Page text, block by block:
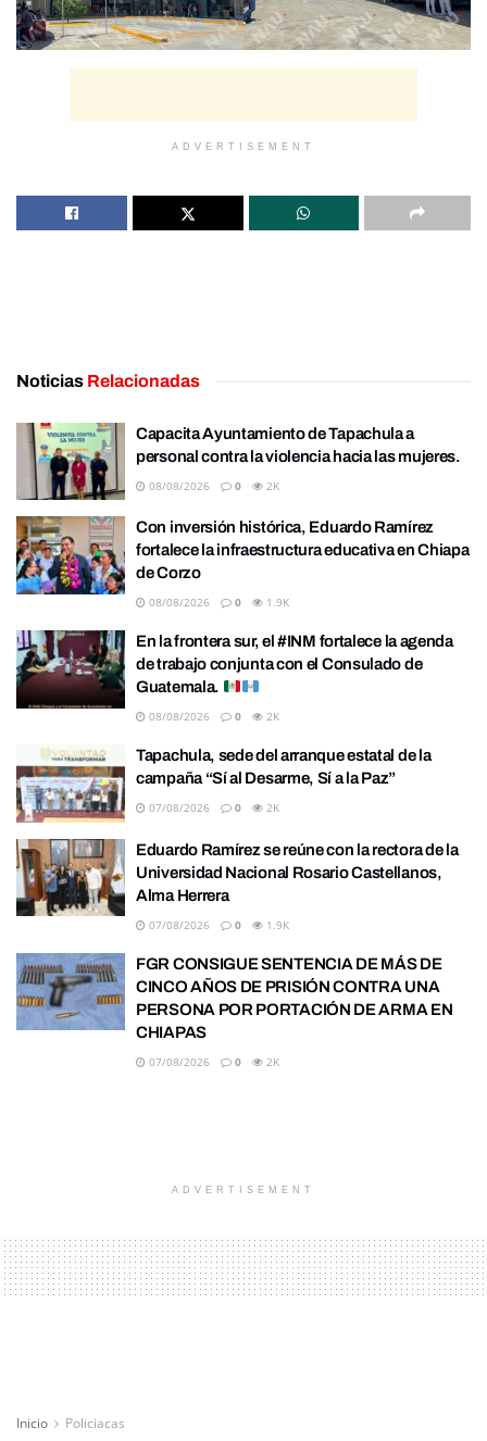
ADVERTISEMENT
Noticias Relacionadas
Capacita Ayuntamiento de Tapachula a
personal contra la violencia hacia las mujeres.
08/08/2026 0 2K
Con inversión histórica, Eduardo Ramírez
fortalece la infraestructura educativa en Chiapa
de Corzo
08/08/2026 0 1.9K
En la frontera sur, el #INM fortalece la agenda
de trabajo conjunta con el Consulado de
Guatemala.
08/08/2026 0 2K
Tapachula, sede del arranque estatal de la
campaña “Sí al Desarme, Sí a la Paz”
07/08/2026 0 2K
Eduardo Ramírez se reúne con la rectora de la
Universidad Nacional Rosario Castellanos,
Alma Herrera
07/08/2026 0 1.9K
FGR CONSIGUE SENTENCIA DE MÁS DE
CINCO AÑOS DE PRISIÓN CONTRA UNA
PERSONA POR PORTACIÓN DE ARMA EN
CHIAPAS
07/08/2026 0 2K
ADVERTISEMENT
Inicio Policiacas